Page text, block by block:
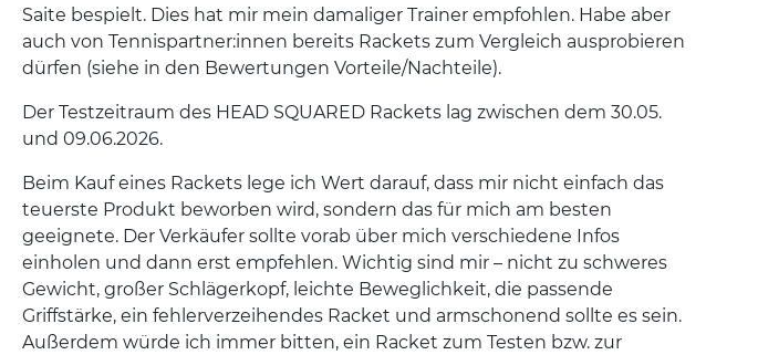
Saite bespielt. Dies hat mir mein damaliger Trainer empfohlen. Habe aber
auch von Tennispartner:innen bereits Rackets zum Vergleich ausprobieren
dürfen (siehe in den Bewertungen Vorteile/Nachteile).
Der Testzeitraum des HEAD SQUARED Rackets lag zwischen dem 30.05.
und 09.06.2026.
Beim Kauf eines Rackets lege ich Wert darauf, dass mir nicht einfach das
teuerste Produkt beworben wird, sondern das für mich am besten
geeignete. Der Verkäufer sollte vorab über mich verschiedene Infos
einholen und dann erst empfehlen. Wichtig sind mir – nicht zu schweres
Gewicht, großer Schlägerkopf, leichte Beweglichkeit, die passende
Griffstärke, ein fehlerverzeihendes Racket und armschonend sollte es sein.
Außerdem würde ich immer bitten, ein Racket zum Testen bzw. zur